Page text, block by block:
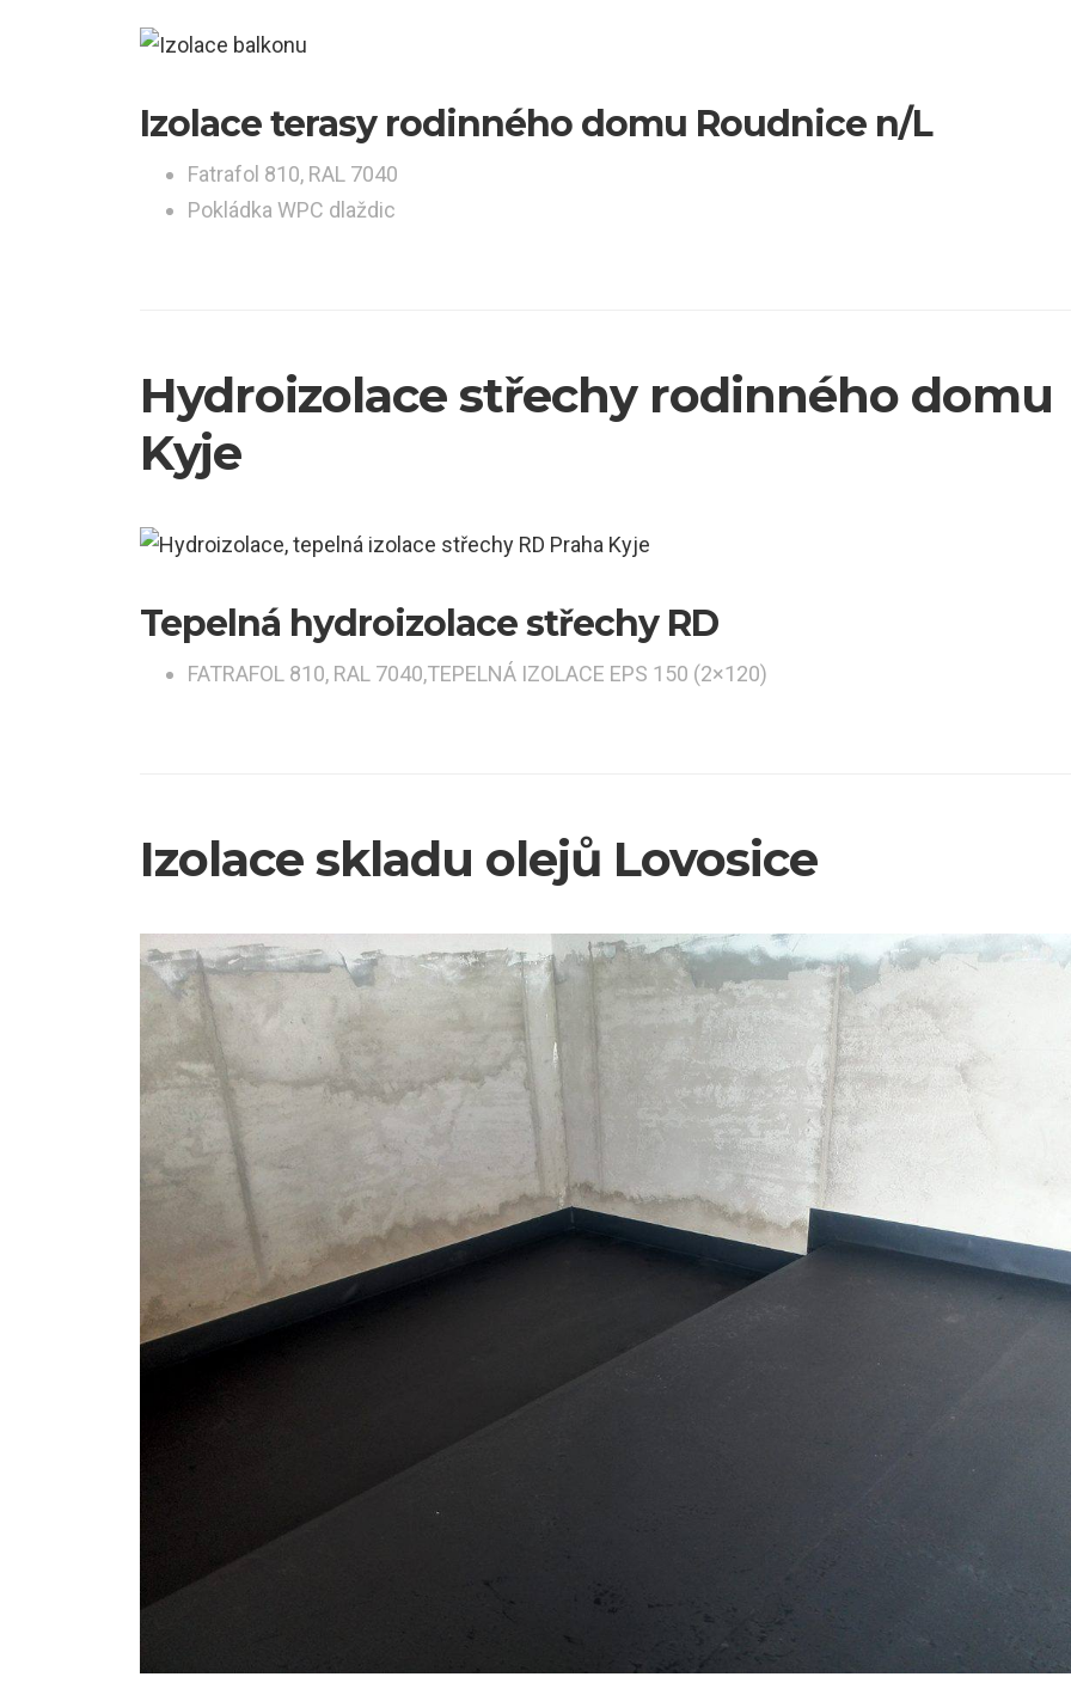
Izolace terasy rodinného domu Roudnice n/L
Fatrafol 810, RAL 7040
Pokládka WPC dlaždic
Hydroizolace střechy rodinného domu
Kyje
Tepelná hydroizolace střechy RD
FATRAFOL 810, RAL 7040,TEPELNÁ IZOLACE EPS 150 (2×120)
Izolace skladu olejů Lovosice